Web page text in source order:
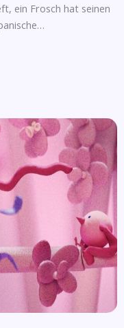
ein Frosch hat seinen